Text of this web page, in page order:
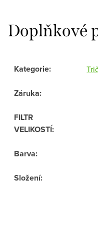
Doplňkové
Kategorie:
Záruka:
FILTR
VELIKOSTÍ:
Barva:
Složení: